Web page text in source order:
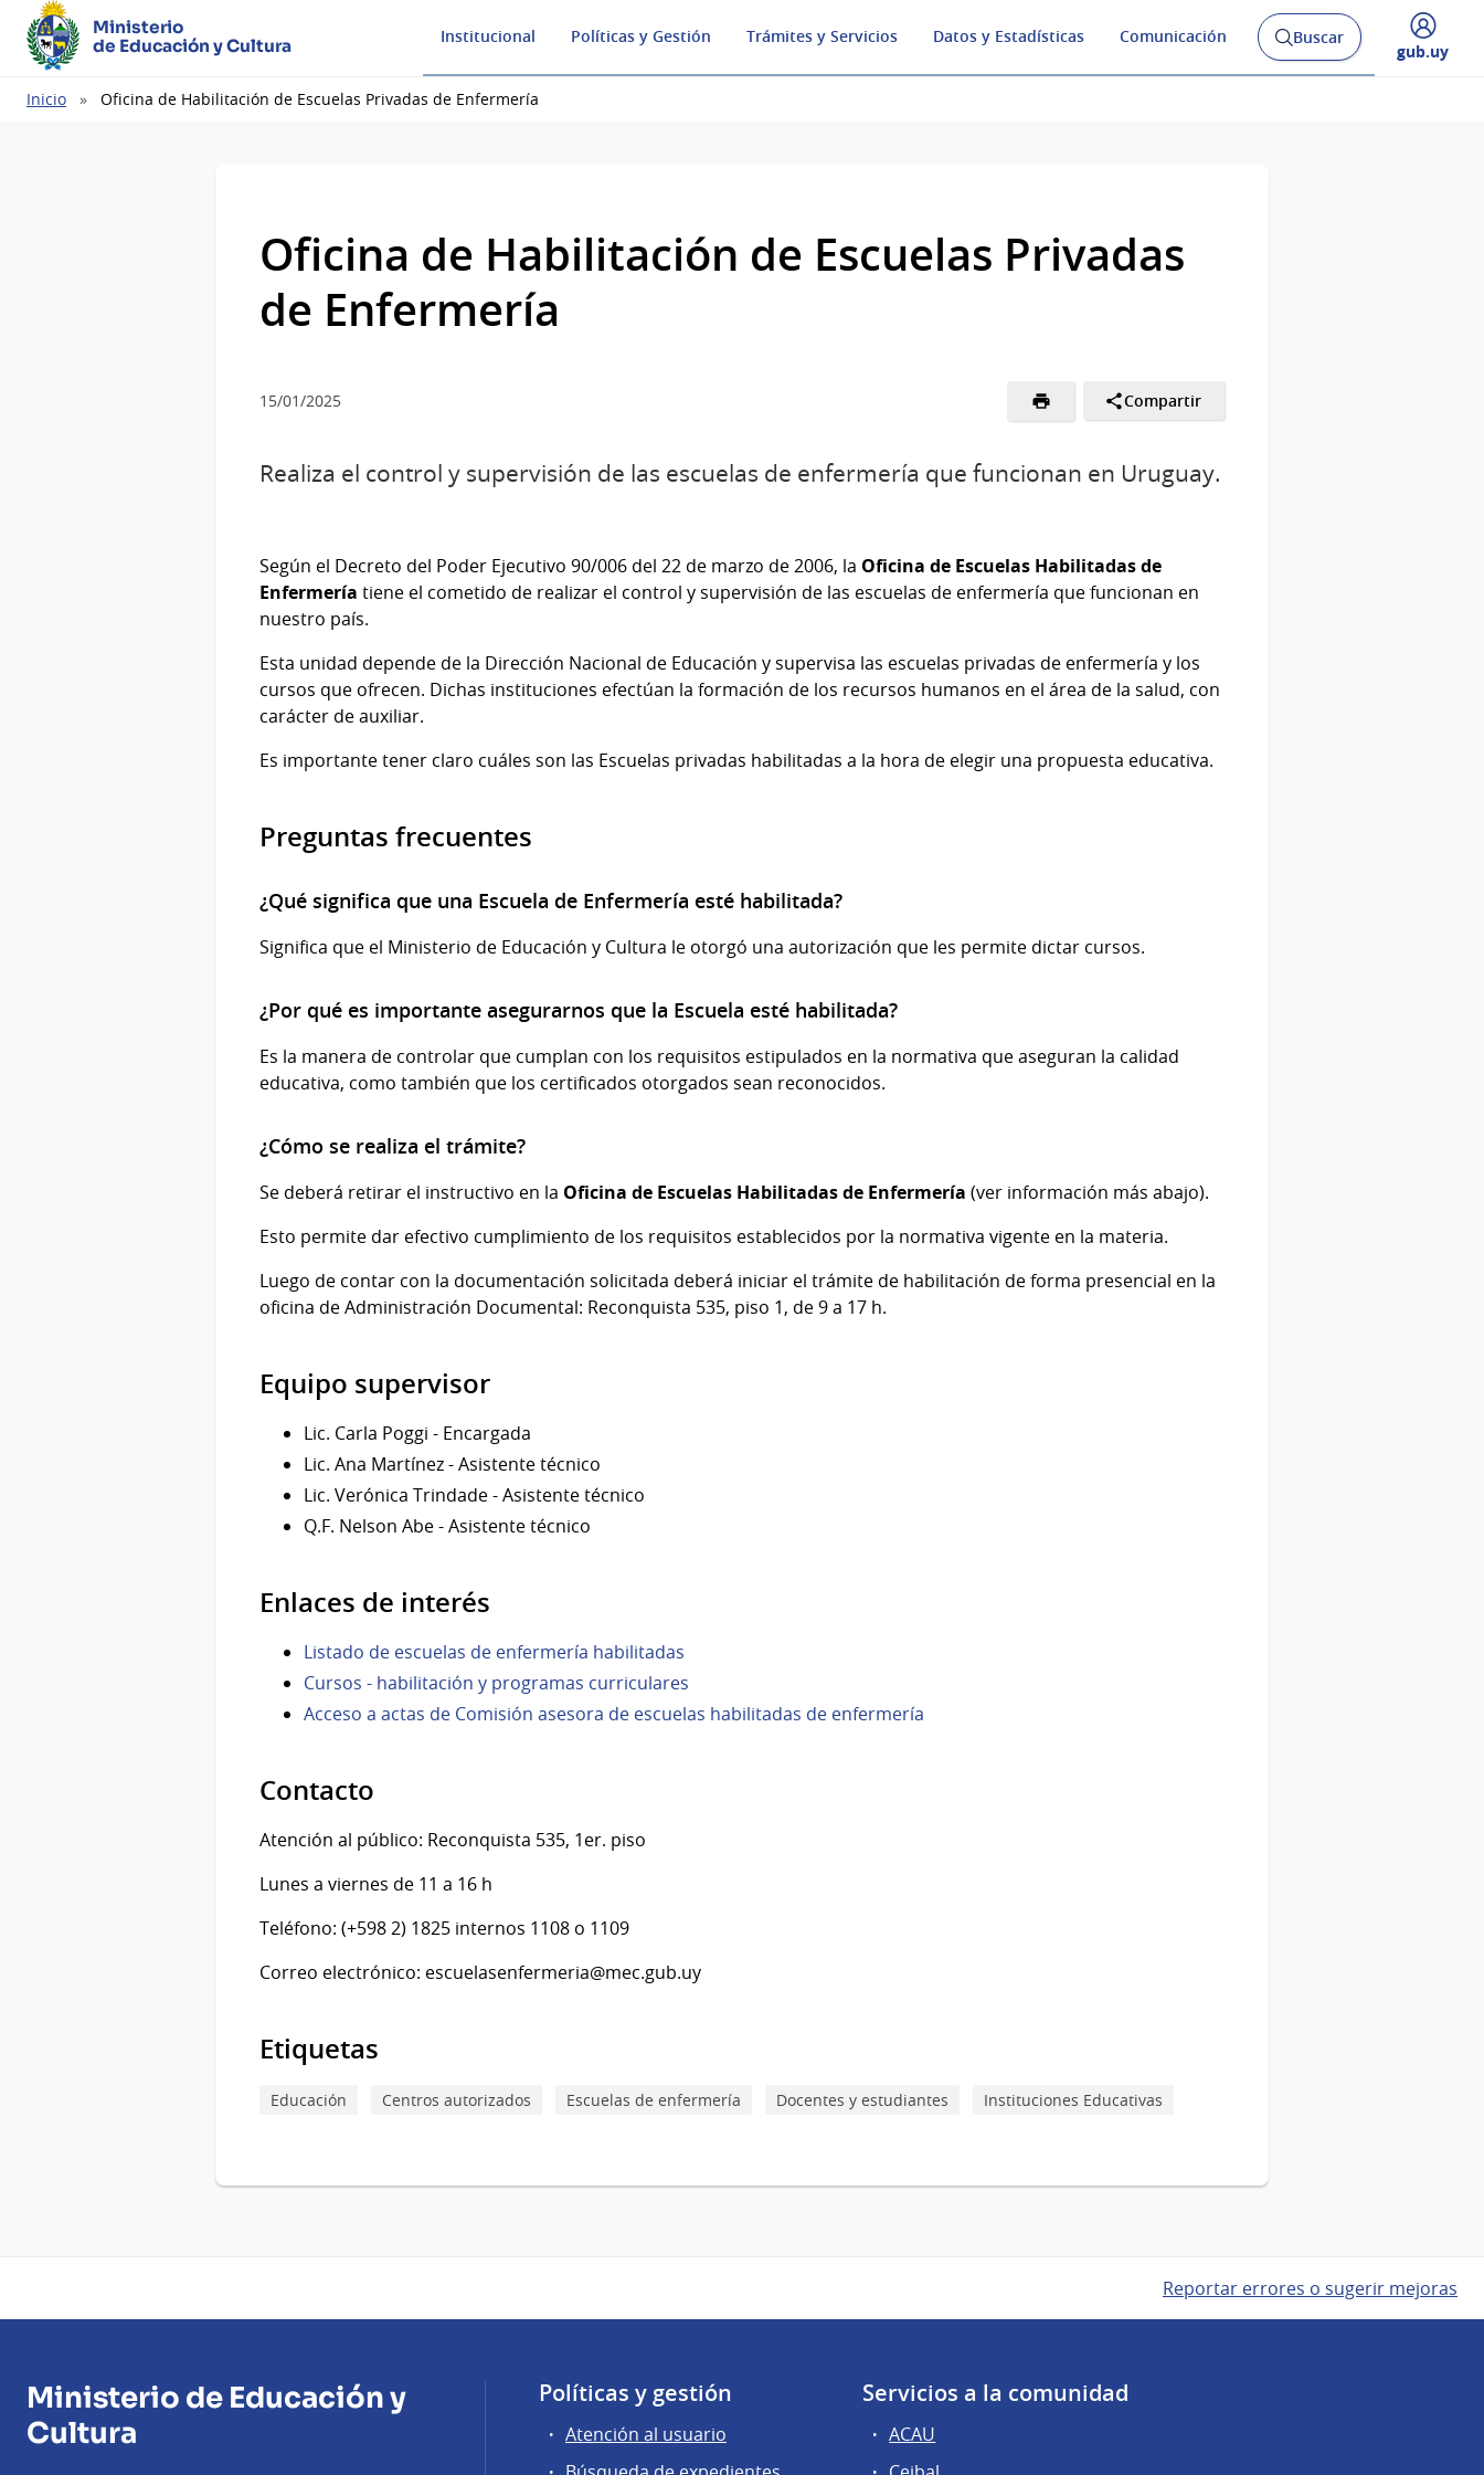
Ministerio
de Educación y Cultura
Institucional Políticas y Gestión Trámites y Servicios Datos y Estadísticas Comunicación
Abrir
buscador
Buscar
Desplegar
gub.uy
Ruta
Inicio Oficina de Habilitación de Escuelas Privadas de Enfermería
Oficina de Habilitación de Escuelas Privadas
de Enfermería
15/01/2025 Compartir
Realiza el control y supervisión de las escuelas de enfermería que funcionan en Uruguay.
Según el Decreto del Poder Ejecutivo 90/006 del 22 de marzo de 2006, la Oficina de Escuelas Habilitadas de
Enfermería tiene el cometido de realizar el control y supervisión de las escuelas de enfermería que funcionan en
nuestro país.
Esta unidad depende de la Dirección Nacional de Educación y supervisa las escuelas privadas de enfermería y los
cursos que ofrecen. Dichas instituciones efectúan la formación de los recursos humanos en el área de la salud, con
carácter de auxiliar.
Es importante tener claro cuáles son las Escuelas privadas habilitadas a la hora de elegir una propuesta educativa.
Preguntas frecuentes
¿Qué significa que una Escuela de Enfermería esté habilitada?
Significa que el Ministerio de Educación y Cultura le otorgó una autorización que les permite dictar cursos.
¿Por qué es importante asegurarnos que la Escuela esté habilitada?
Es la manera de controlar que cumplan con los requisitos estipulados en la normativa que aseguran la calidad
educativa, como también que los certificados otorgados sean reconocidos.
¿Cómo se realiza el trámite?
Se deberá retirar el instructivo en la Oficina de Escuelas Habilitadas de Enfermería (ver información más abajo).
Esto permite dar efectivo cumplimiento de los requisitos establecidos por la normativa vigente en la materia.
Luego de contar con la documentación solicitada deberá iniciar el trámite de habilitación de forma presencial en la
oficina de Administración Documental: Reconquista 535, piso 1, de 9 a 17 h.
Equipo supervisor
Lic. Carla Poggi - Encargada
Lic. Ana Martínez - Asistente técnico
Lic. Verónica Trindade - Asistente técnico
Q.F. Nelson Abe - Asistente técnico
Enlaces de interés
Listado de escuelas de enfermería habilitadas
Cursos - habilitación y programas curriculares
Acceso a actas de Comisión asesora de escuelas habilitadas de enfermería
Contacto
Atención al público: Reconquista 535, 1er. piso
Lunes a viernes de 11 a 16 h
Teléfono: (+598 2) 1825 internos 1108 o 1109
Correo electrónico: escuelasenfermeria@mec.gub.uy
Etiquetas
Educación Centros autorizados Escuelas de enfermería Docentes y estudiantes Instituciones Educativas
Reportar errores o sugerir mejoras
Ministerio de Educación y
Cultura
Políticas y gestión
Atención al usuario
Servicios a la comunidad
ACAU